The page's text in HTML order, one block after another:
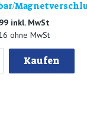
inkl. MwSt
ohne MwSt
Kaufen